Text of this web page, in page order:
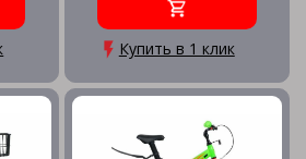
Купить в 1 клик